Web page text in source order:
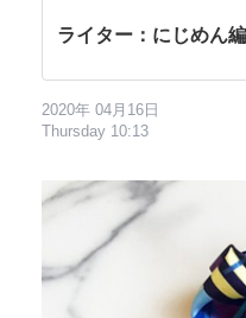
ライター：にじめん
2020年 04月16日
Thursday 10:13